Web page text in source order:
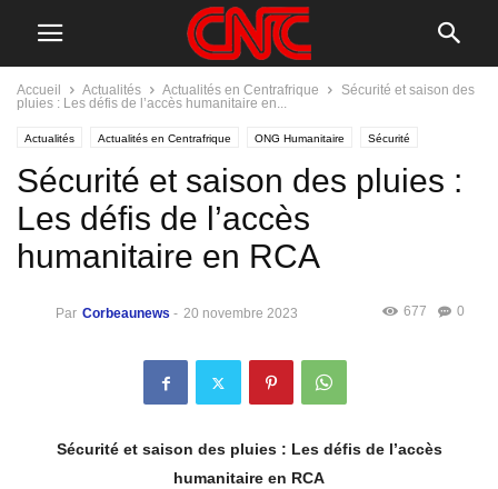
Accueil Actualités Actualités en Centrafrique
Sécurité et saison des
pluies : Les défis de l’accès humanitaire en...
Actualités Actualités en Centrafrique ONG Humanitaire Sécurité
Sécurité et saison des pluies :
Les défis de l’accès
humanitaire en RCA
Par Corbeaunews - 20 novembre 2023 0
677
Sécurité et saison des pluies : Les défis de l’accès
humanitaire en RCA